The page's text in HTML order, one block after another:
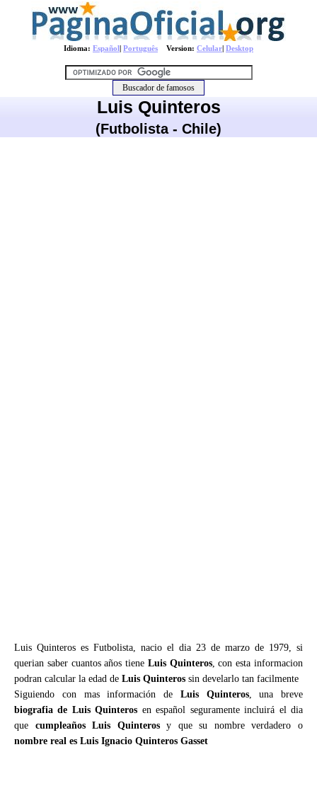
Idioma: Español| Português Version: Celular| Desktop
Luis Quinteros
(Futbolista - Chile)
Luis Quinteros es Futbolista, nacio el dia 23 de marzo de 1979, si
querian saber cuantos años tiene Luis Quinteros, con esta informacion
podran calcular la edad de Luis Quinteros sin develarlo tan facilmente
Siguiendo con mas información de Luis Quinteros, una breve
biografia de Luis Quinteros en español seguramente incluirá el dia
que cumpleaños Luis Quinterosy que su nombre verdadero o
nombre real es Luis Ignacio Quinteros Gasset